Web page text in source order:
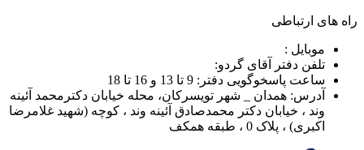
راه های ارتباطی
موبایل :
تلفن دفتر آقای گردو:
ساعت پاسخوگویی دفتر: 9 تا 13 و 16 تا 18
آدرس: همدان _ شهر تویسرکان، محله خیابان دکترمحمد آئینه
وند ، خیابان دکتر محمدصادق آئینه وند ، کوچه (شهید غلامرضا
اکبری) ، پلاک 0 ، طبقه همکف